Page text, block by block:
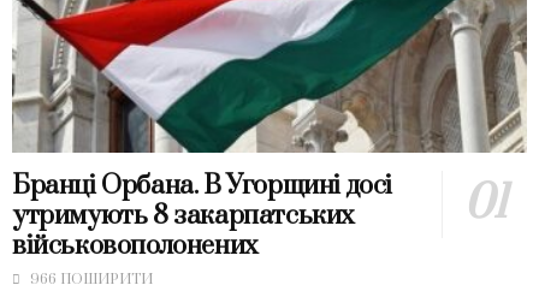
Бранці Орбана. В Угорщині досі
утримують 8 закарпатських
військовополонених
966 ПОШИРИТИ